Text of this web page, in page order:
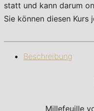
statt und kann darum
Sie können diesen
Beschreibung
Millefeuille